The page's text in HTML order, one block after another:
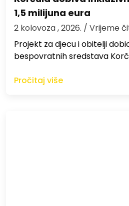
1,5 milijuna eura
2 kolovoza , 2026. / Vrijeme
Projekt za djecu i obitelji
bespovratnih sredstava
Pročitaj više